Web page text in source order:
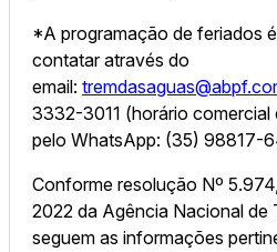
*A programação de feriados
contatar através do
email:
3332-3011 (horário comercial
pelo WhatsApp: (35) 98817-
Conforme resolução Nº
2022 da Agência Nacional de
seguem as informações